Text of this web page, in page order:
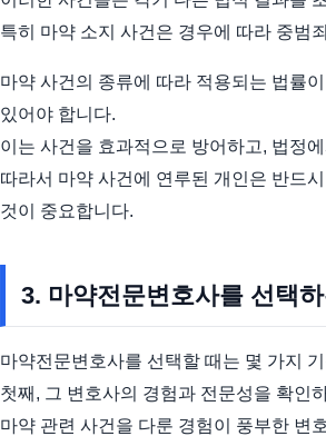
특히 마약 소지 사건은 경우에 따라 중범
마약 사건의 종류에 따라 적용되는 법률
있어야 합니다.
이는 사건을 효과적으로 방어하고, 법정
따라서 마약 사건에 연루된 개인은 반드
것이 중요합니다.
3. 마약전문변호사를 선택
마약전문변호사를 선택할 때는 몇 가지
첫째, 그 변호사의 경험과 전문성을 확인
마약 관련 사건을 다룬 경험이 풍부한 변